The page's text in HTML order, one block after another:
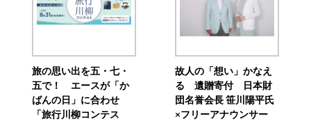
旅の思い出を五・七・
五で！ エースが「か
ばんの日」に合わせ
「旅行川柳コンテス
故人の「想い」かなえ
る 遺贈寄付 日本財
団名誉会長 笹川陽平氏
×フリーアナウンサー